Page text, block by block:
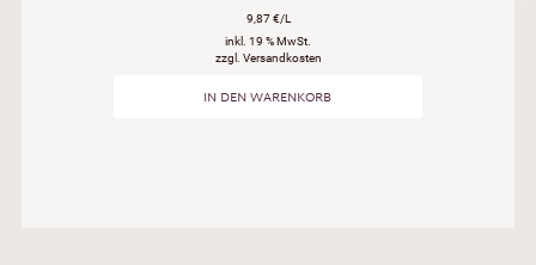
9,87 €/L
inkl. 19 % MwSt.
zzgl. Versandkosten
IN DEN WARENKORB